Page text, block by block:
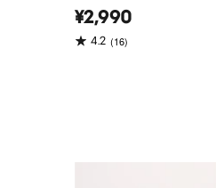
¥2,990
4.2 (16)